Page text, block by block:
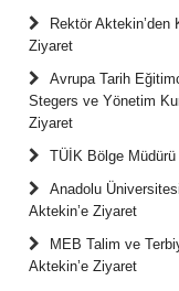
Rektör Aktekin’den
Ziyaret
Avrupa Tarih
Stegers ve Yönetim
Ziyaret
TÜİK Bölge
Anadolu
Aktekin’e Ziyaret
MEB Talim ve
Aktekin’e Ziyaret